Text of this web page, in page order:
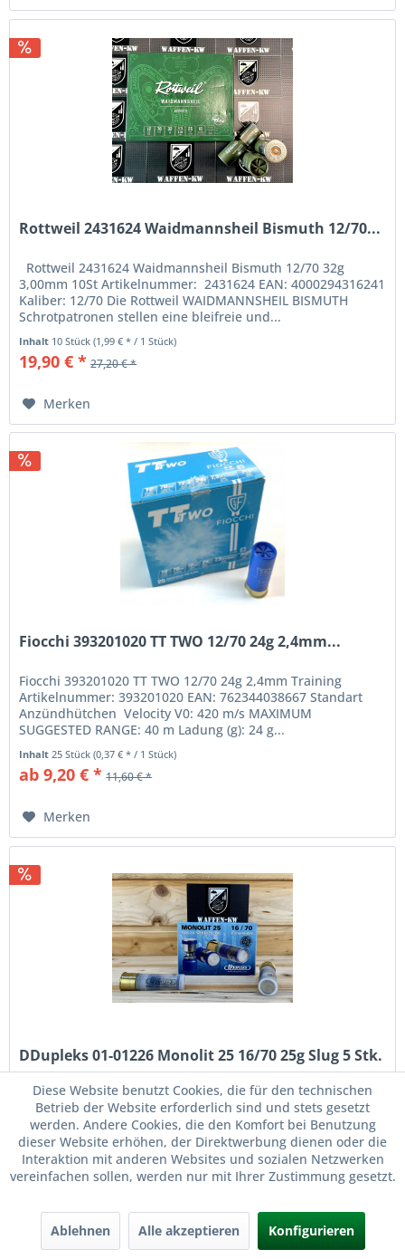
Rottweil 2431624 Waidmannsheil Bismuth 12/70...
Rottweil 2431624 Waidmannsheil Bismuth 12/70 32g
3,00mm 10St Artikelnummer: 2431624 EAN: 4000294316241
Kaliber: 12/70 Die Rottweil WAIDMANNSHEIL BISMUTH
Schrotpatronen stellen eine bleifreie und...
Inhalt 10 Stück(1,99 € * / 1 Stück)
19,90 € * 27,20 € *
Merken
Fiocchi 393201020 TT TWO 12/70 24g 2,4mm...
Fiocchi 393201020 TT TWO 12/70 24g 2,4mm Training
Artikelnummer: 393201020 EAN: 762344038667 Standart
Anzündhütchen Velocity V0: 420 m/s MAXIMUM
SUGGESTED RANGE: 40 m Ladung (g): 24 g...
Inhalt25 Stück(0,37 € * / 1 Stück)
ab 9,20 € * 11,60 € *
Merken
DDupleks 01-01226 Monolit 25 16/70 25g Slug 5 Stk.
DDupleks 01-01226 Monolit 25 16/70 25g Slug 5 Stk.
Artikelnummer : 01-01226 EAN: 4751007981019 Hohe
Präzision Verminderte Querschlägergefahr Hohe
Durchschlagsleistung Erhöhte Durchschlagskraft und...
Inhalt5 Stück (2,20 € * / 1 Stück)
10,99 € *
Merken
Diese Website benutzt Cookies, die für den technischen
Betrieb der Website erforderlich sind und stets gesetzt
werden. Andere Cookies, die den Komfort bei Benutzung
dieser Website erhöhen, der Direktwerbung dienen oder die
Interaktion mit anderen Websites und sozialen Netzwerken
vereinfachen sollen, werden nur mit Ihrer Zustimmung gesetzt.
Ablehnen Alle akzeptieren Konfigurieren